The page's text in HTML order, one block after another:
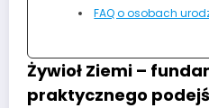
FAQ o osobach
Żywioł Ziemi –
praktycznego